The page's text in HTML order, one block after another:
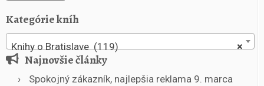
Kategórie kníh
×
Knihy o Bratislave (119)
Najnovšie články
Spokojný zákazník, najlepšia reklama 9. marca